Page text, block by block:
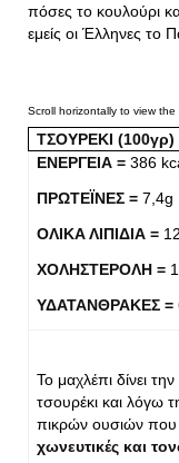
πόσες το κουλούρι
εμείς οι Έλληνες το
ΤΣΟΥΡΕΚΙ(100γρ)
ΕΝΕΡΓΕΙΑ =386
ΠΡΩΤΕΪΝΕΣ =7,4g
ΟΛΙΚΑ ΛΙΠΙΔΙΑ =
ΧΟΛΗΣΤΕΡΟΛΗ =
ΥΔΑΤΑΝΘΡΑΚΕΣ =
Το μαχλέπι δίνει
τσουρέκι και λόγω
πικρών ουσιών που
χωνευτικές και